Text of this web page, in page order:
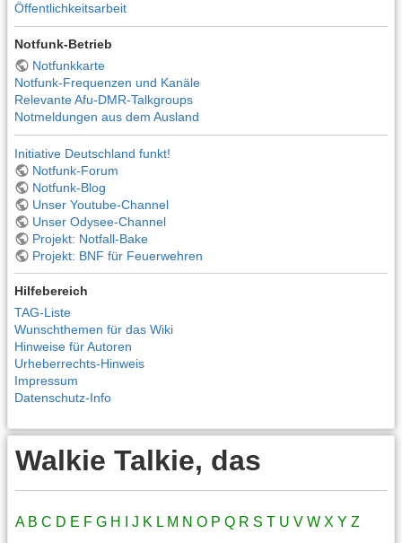
Öffentlichkeitsarbeit
Notfunk-Betrieb
Notfunkkarte
Notfunk-Frequenzen und Kanäle
Relevante Afu-DMR-Talkgroups
Notmeldungen aus dem Ausland
Initiative Deutschland funkt!
Notfunk-Forum
Notfunk-Blog
Unser Youtube-Channel
Unser Odysee-Channel
Projekt: Notfall-Bake
Projekt: BNF für Feuerwehren
Hilfebereich
TAG-Liste
Wunschthemen für das Wiki
Hinweise für Autoren
Urheberrechts-Hinweis
Impressum
Datenschutz-Info
Walkie Talkie, das
A B C D E F G H J K L M N O P Q R S T U V W X Y Z